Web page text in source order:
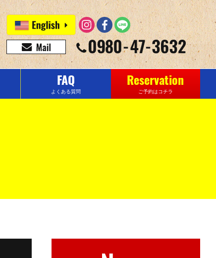
FAQ
よくある質問
Reservation
ご予約はコチラ